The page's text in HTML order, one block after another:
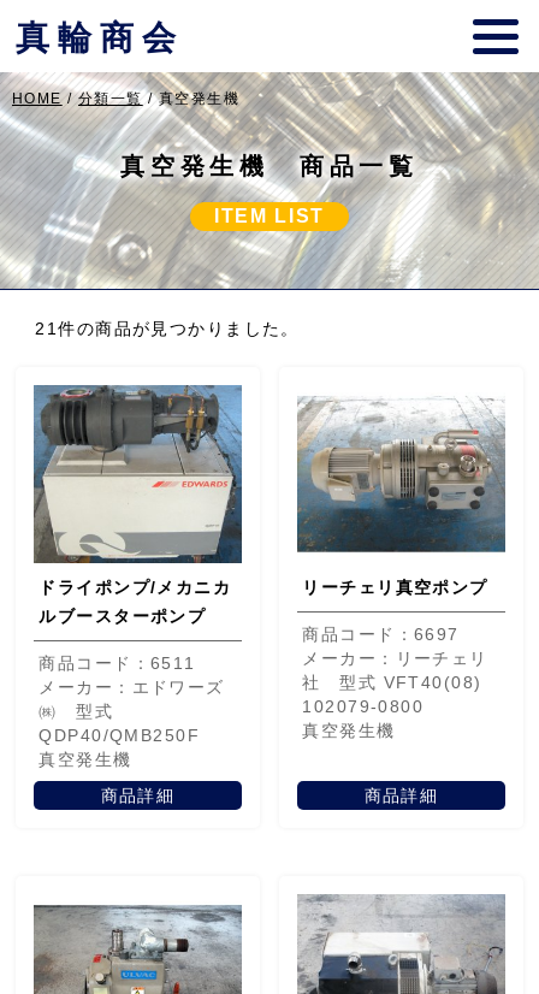
真輪商会
HOME /分類一覧 / 真空発生機
真空発生機 商品一覧
ITEM LIST
21件の商品が見つかりました。
ドライポンプ/メカニカ
ルブースターポンプ
商品コード：6511
メーカー：エドワーズ
㈱ 型式
QDP40/QMB250F
真空発生機
商品詳細
リーチェリ真空ポンプ
商品コード：6697
メーカー：リーチェリ
社 型式 VFT40(08)
102079-0800
真空発生機
商品詳細